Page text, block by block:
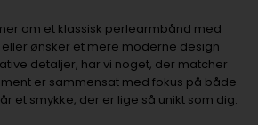
om et klassisk perlearmbånd med
ønsker et mere moderne design
detaljer, har vi noget, der matcher
er sammensat med fokus på både
et smykke, der er lige så unikt som dig.